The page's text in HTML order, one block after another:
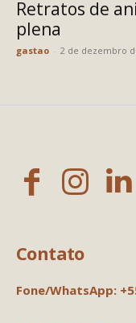
Retratos de
plena
gastao 2 de dezembro
Contato
Fone/WhatsApp: